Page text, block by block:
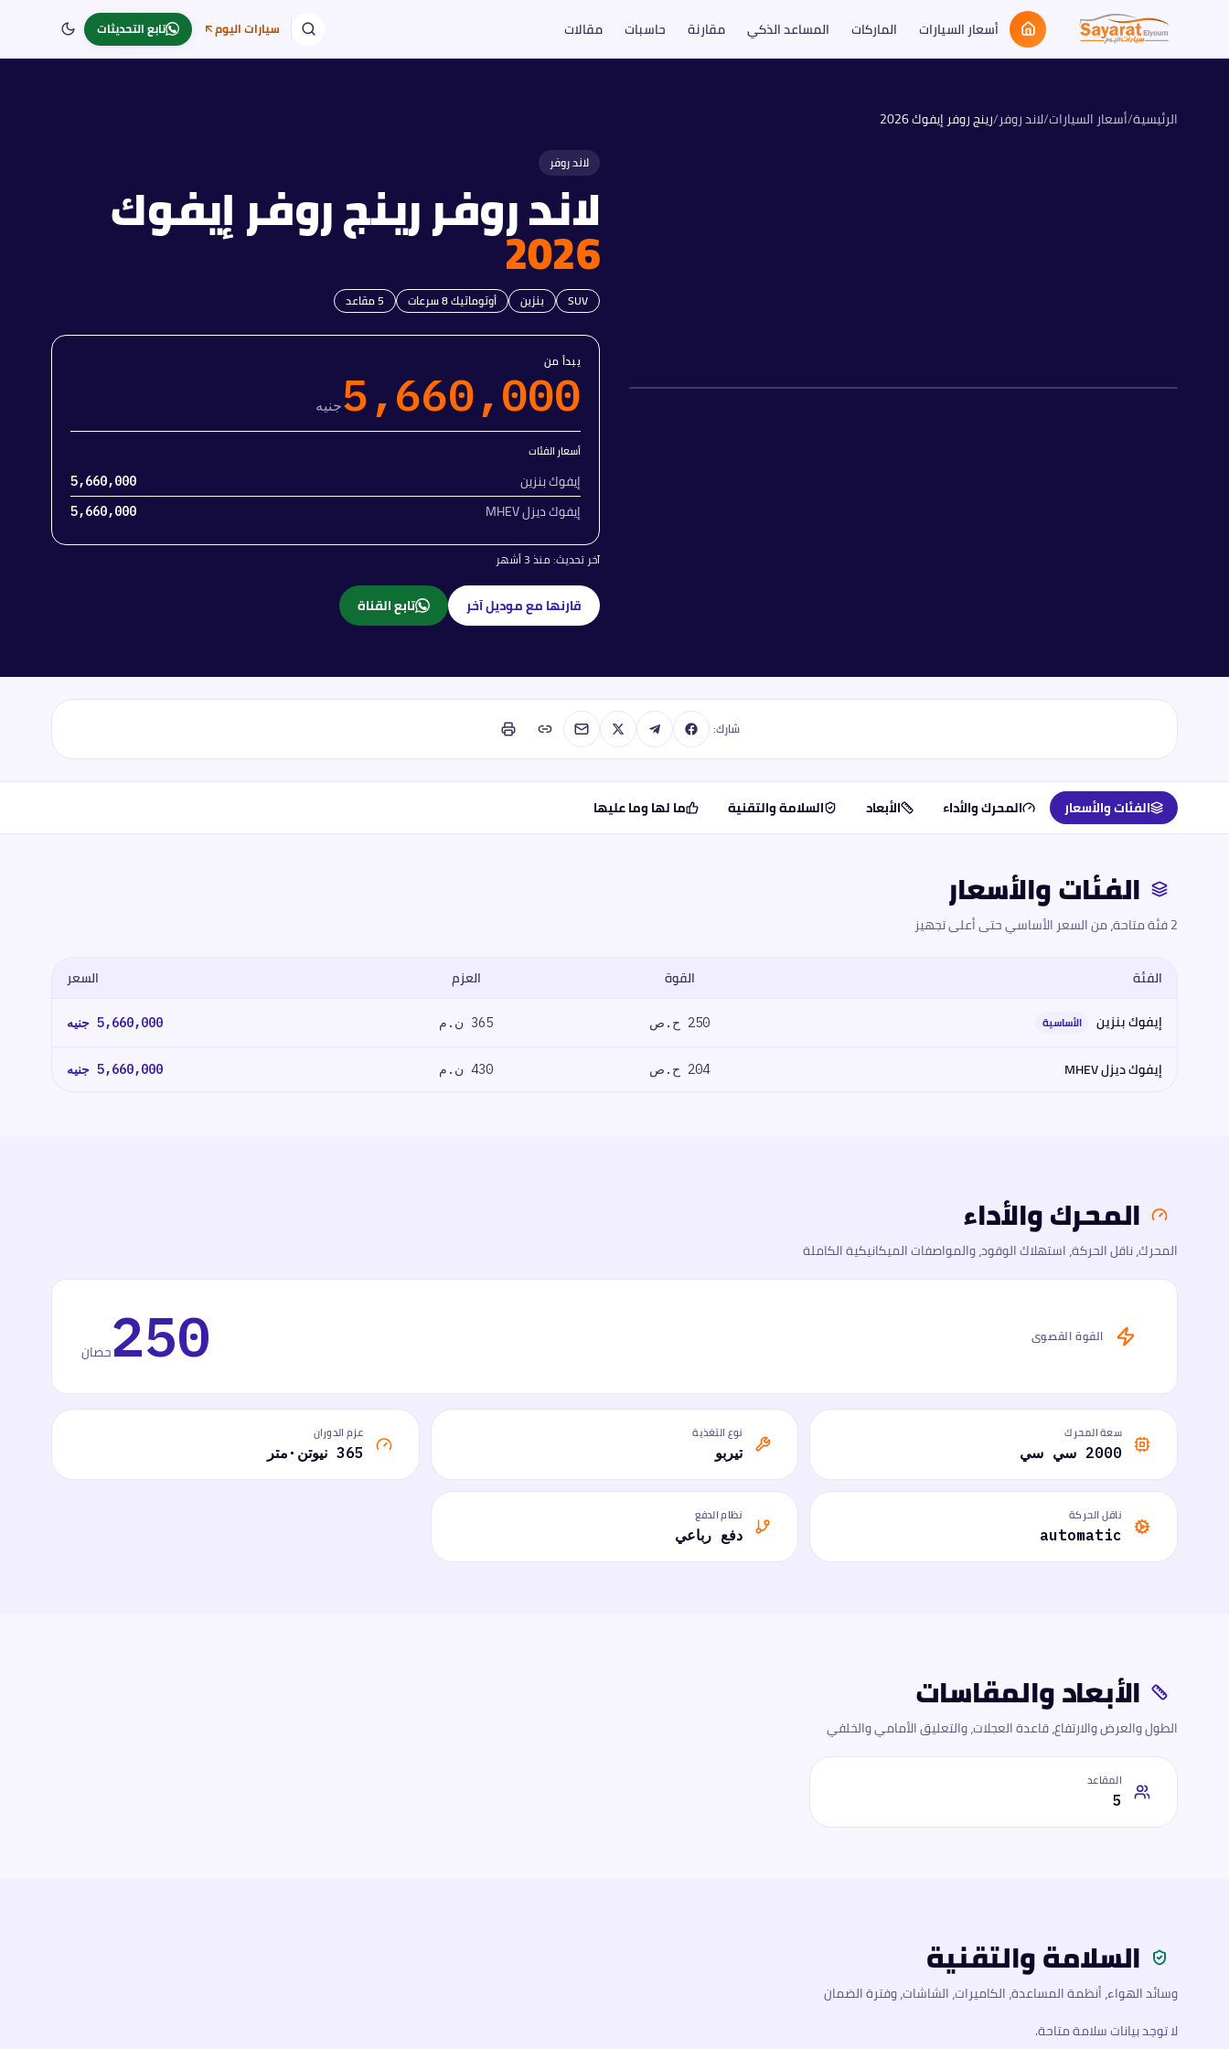
أسعار السيارات الماركات المساعد الذكي مقارنة حاسبات مقالات سيارات اليوم تابع التحديثات
الرئيسية/أسعار السيارات/لاند روفر/رينج روفر إيفوك2026
لاند روفر
لاند روفررينج روفر إيفوك
2026
SUV بنزين أوتوماتيك 8 سرعات 5مقاعد
يبدأ من
5,660,000جنيه
أسعار الفئات
إيفوك بنزين 5,660,000
إيفوك ديزل MHEV 5,660,000
آخر تحديث:منذ 3 أشهر
قارنها مع موديل آخر تابع القناة
شارك:
الفئات والأسعار المحرك والأداء الأبعاد السلامة والتقنية ما لها وما عليها
الفئات والأسعار
2 فئة متاحة، من السعر الأساسي حتى أعلى تجهيز
الفئة القوة العزم
السعر
إيفوك بنزين
الأساسية 250 ح.ص 365 ن.م 5,660,000 جنيه
إيفوك ديزل MHEV 204 ح.ص 430 ن.م 5,660,000 جنيه
المحرك والأداء
المحرك، ناقل الحركة، استهلاك الوقود، والمواصفات الميكانيكية الكاملة
القوة القصوى 250حصان
سعة المحرك
2000 سي سي
نوع التغذية
تيربو
عزم الدوران
365 نيوتن·متر
ناقل الحركة
automatic
نظام الدفع
دفع رباعي
الأبعاد والمقاسات
الطول والعرض والارتفاع، قاعدة العجلات، والتعليق الأمامي والخلفي
المقاعد
5
السلامة والتقنية
وسائد الهواء، أنظمة المساعدة، الكاميرات، الشاشات، وفترة الضمان
لا توجد بيانات سلامة متاحة.